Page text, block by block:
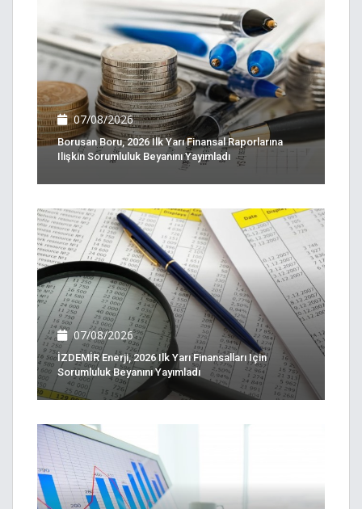
07/08/2026
Borusan Boru, 2026 Ilk Yarı Finansal Raporlarına
Ilişkin Sorumluluk Beyanını Yayımladı
07/08/2026
İZDEMİR Enerji, 2026 Ilk Yarı Finansalları Için
Sorumluluk Beyanını Yayımladı